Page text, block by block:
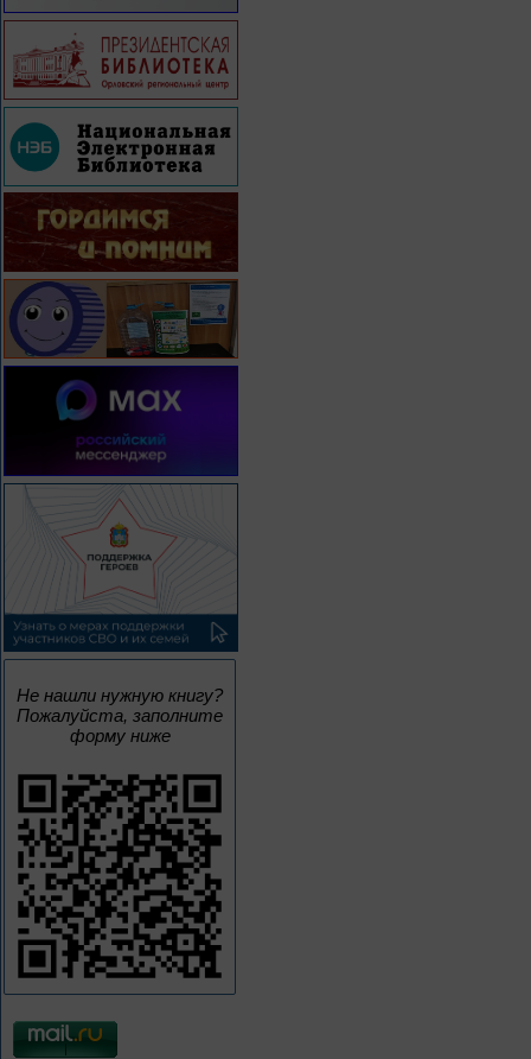
Не нашли нужную книгу?
Пожалуйста, заполните
форму ниже